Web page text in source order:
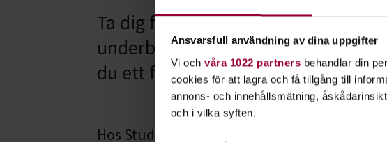
Ansvarsfull användning av dina uppgifter
Vi och våra 1022 partners behandlar din
cookies för att lagra och få tillgång till
annons- och innehållsmätning,
och i vilka syften.
Ta dig fram smart och säkert
underbart och det är viktigt att
du ett förarintyg för båt?
Hos Studiefrämjandet kan du gå en kurs